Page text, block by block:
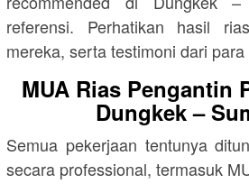
referensi. Perhatikan hasil
mereka, serta testimoni dari
MUA Rias Pengantin
Dungkek –
Semua pekerjaan tentunya
secara professional, termasuk